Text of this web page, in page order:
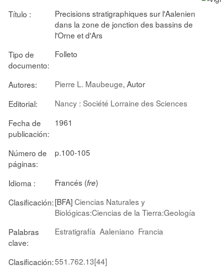
Título :
Precisions stratigraphiques sur l'Aalenien
dans la zone de jonction des bassins de
l'Orne et d'Ars
Tipo de
documento:
Folleto
Autores: Pierre L. Maubeuge, Autor
Editorial:
Nancy : Société Lorraine des Sciences
Fecha de
publicación:
1961
Número de
páginas:
p.100-105
Idioma : Francés (fre)
Clasificación:[BFA]Ciencias Naturales y
Biológicas:Ciencias de la Tierra:Geología
Palabras
clave:
Estratigrafía Aaleniano Francia
Clasificación:551.762.13[44]